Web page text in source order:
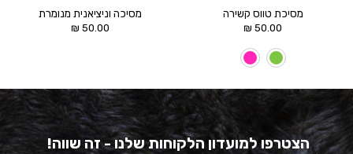
מסיכת טווס קשירה
50.00
₪
מסיכה וניציאנית מנומרת
50.00
₪
הצטרפו למועדון הלקוחות שלנו - זה שווה!